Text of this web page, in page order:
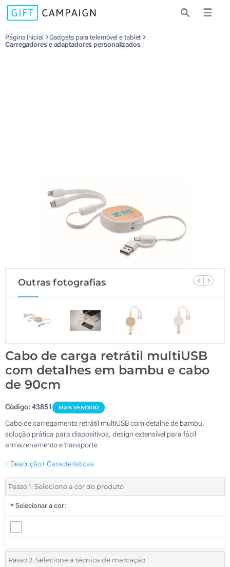
☰
Página Inicial
Gadgets para telemóvel e tablet
Carregadores e adaptadores personalizados
Outras fotografias
Cabo de carga retrátil multiUSB
com detalhes em bambu e cabo
de 90cm
Código:43851 MAIS VENDIDO
Cabo de carregamento retrátil multiUSB com detalhe de bambu,
solução prática para dispositivos, design extensível para fácil
armazenamento e transporte.
+ Descrição+ Características
Passo 1. Selecione a cor do produto
* Selecionar a cor:
Passo 2. Selecione a técnica de marcação